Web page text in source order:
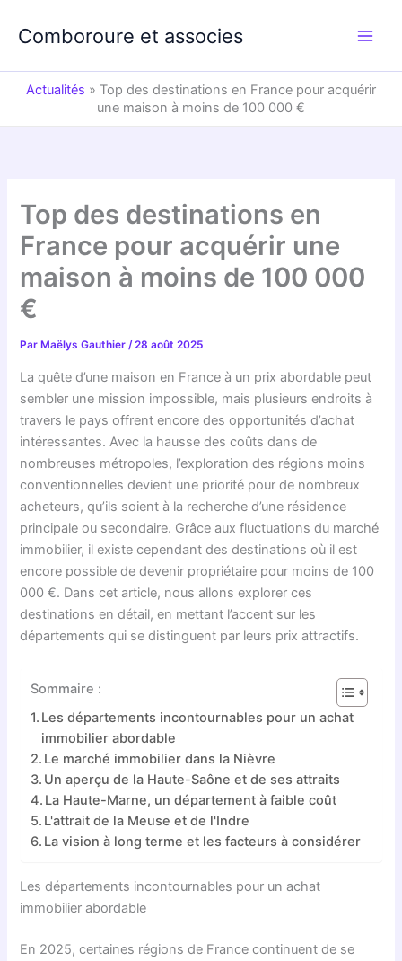
Comboroure et associes
Actualités » Top des destinations en France pour acquérir
une maison à moins de 100 000 €
Top des destinations en
France pour acquérir une
maison à moins de 100 000
€
Par Maëlys Gauthier/28 août 2025
La quête d’une maison en France à un prix abordable peut
sembler une mission impossible, mais plusieurs endroits à
travers le pays offrent encore des opportunités d’achat
intéressantes. Avec la hausse des coûts dans de
nombreuses métropoles, l’exploration des régions moins
conventionnelles devient une priorité pour de nombreux
acheteurs, qu’ils soient à la recherche d’une résidence
principale ou secondaire. Grâce aux fluctuations du marché
immobilier, il existe cependant des destinations où il est
encore possible de devenir propriétaire pour moins de 100
000 €. Dans cet article, nous allons explorer ces
destinations en détail, en mettant l’accent sur les
départements qui se distinguent par leurs prix attractifs.
Sommaire :
Les départements incontournables pour un achat
immobilier abordable
Le marché immobilier dans la Nièvre
Un aperçu de la Haute-Saône et de ses attraits
La Haute-Marne, un département à faible coût
L'attrait de la Meuse et de l'Indre
La vision à long terme et les facteurs à considérer
Les départements incontournables pour un achat
immobilier abordable
En 2025, certaines régions de France continuent de se